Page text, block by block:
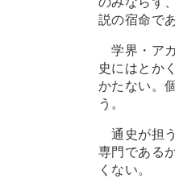
説の宿命で
学界・ア
史にはとか
かたない。
う。
通史が担
専門である
くない。